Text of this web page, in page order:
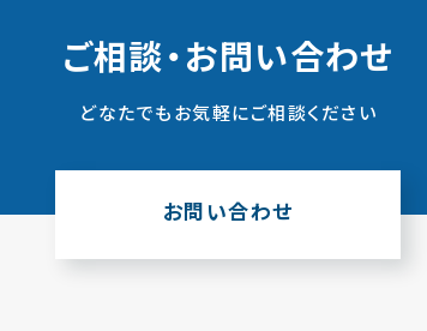
ご相談・お問い合わせ
どなたでもお気軽にご相談ください
お問い合わせ